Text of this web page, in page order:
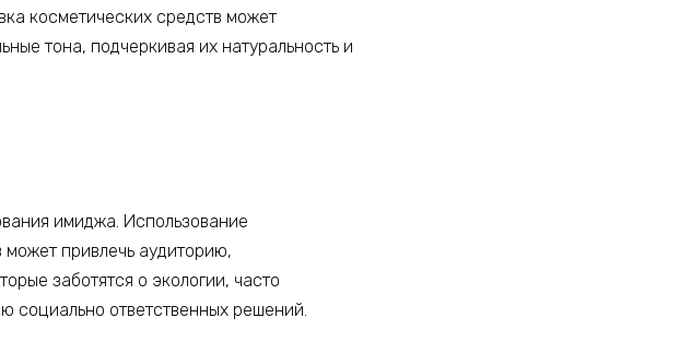
косметических средств может
тона, подчеркивая их натуральность и
имиджа. Использование
привлечь аудиторию,
заботятся о экологии, часто
социально ответственных решений.